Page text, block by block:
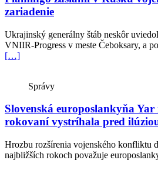
zariadenie
Ukrajinský generálny štáb neskôr
VNIIR-Progress v meste Čeboksary, a
[…]
Správy
Slovenská europoslankyňa
rokovaní vystríhala pred
Hrozbu rozšírenia vojenského konfliktu
najbližších rokoch považuje